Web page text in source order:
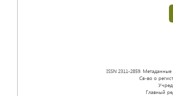
ISSN 2311-2859.
Св-во о
Главный